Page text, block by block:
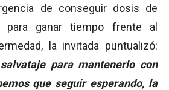
de conseguir dosis de
para ganar tiempo frente al
la invitada puntualizó:
para mantenerlo con
que seguir esperando, la